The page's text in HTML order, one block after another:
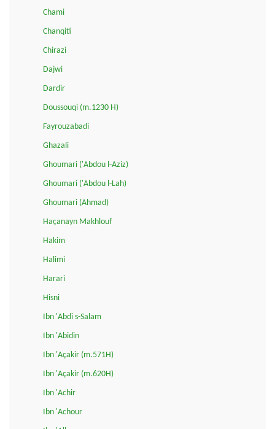
Chami
Chanqiti
Chirazi
Dajwi
Dardir
Doussouqi (m.1230 H)
Fayrouzabadi
Ghazali
Ghoumari ('Abdou l-Aziz)
Ghoumari ('Abdou l-Lah)
Ghoumari (Ahmad)
Haçanayn Makhlouf
Hakim
Halimi
Harari
Hisni
Ibn 'Abdi s-Salam
Ibn 'Abidin
Ibn 'Açakir (m.571H)
Ibn 'Açakir (m.620H)
Ibn 'Achir
Ibn 'Achour